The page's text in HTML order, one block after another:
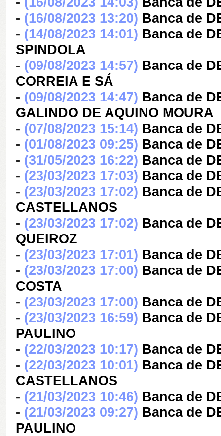
- (16/08/2023 13:20) Banca de
- (14/08/2023 14:01) Banca de
SPINDOLA
- (09/08/2023 14:57) Banca de
CORREIA E SÁ
- (09/08/2023 14:47) Banca de
GALINDO DE AQUINO MOURA
- (07/08/2023 15:14) Banca de
- (01/08/2023 09:25) Banca de
- (31/05/2023 16:22) Banca de
- (23/03/2023 17:03) Banca de
- (23/03/2023 17:02) Banca de
CASTELLANOS
- (23/03/2023 17:02) Banca de
QUEIROZ
- (23/03/2023 17:01) Banca de
- (23/03/2023 17:00) Banca de
COSTA
- (23/03/2023 17:00) Banca de
- (23/03/2023 16:59) Banca de
PAULINO
- (22/03/2023 10:17) Banca de
- (22/03/2023 10:01) Banca de
CASTELLANOS
- (21/03/2023 10:46) Banca de
- (21/03/2023 09:27) Banca de
PAULINO